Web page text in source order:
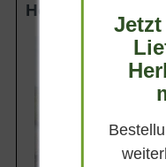
Hochstamm-